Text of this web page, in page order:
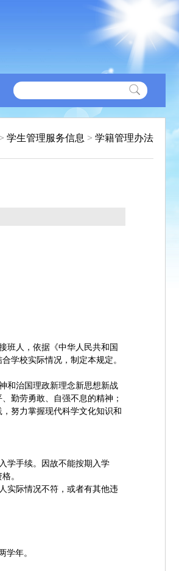
学生管理服务信息 > 学籍管理办法
班人，依据《中华人民共和国
学校实际情况，制定本规定。
和治国理政新理念新思想新战
勤劳勇敢、自强不息的精神；
努力掌握现代科学文化知识和
学手续。因故不能按期入学
。
实际情况不符，或者有其他违
学年。